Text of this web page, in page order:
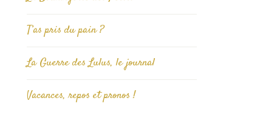
T’as pris du pain ?
La Guerre des Lulus, le journal
Vacances, repos et pronos !